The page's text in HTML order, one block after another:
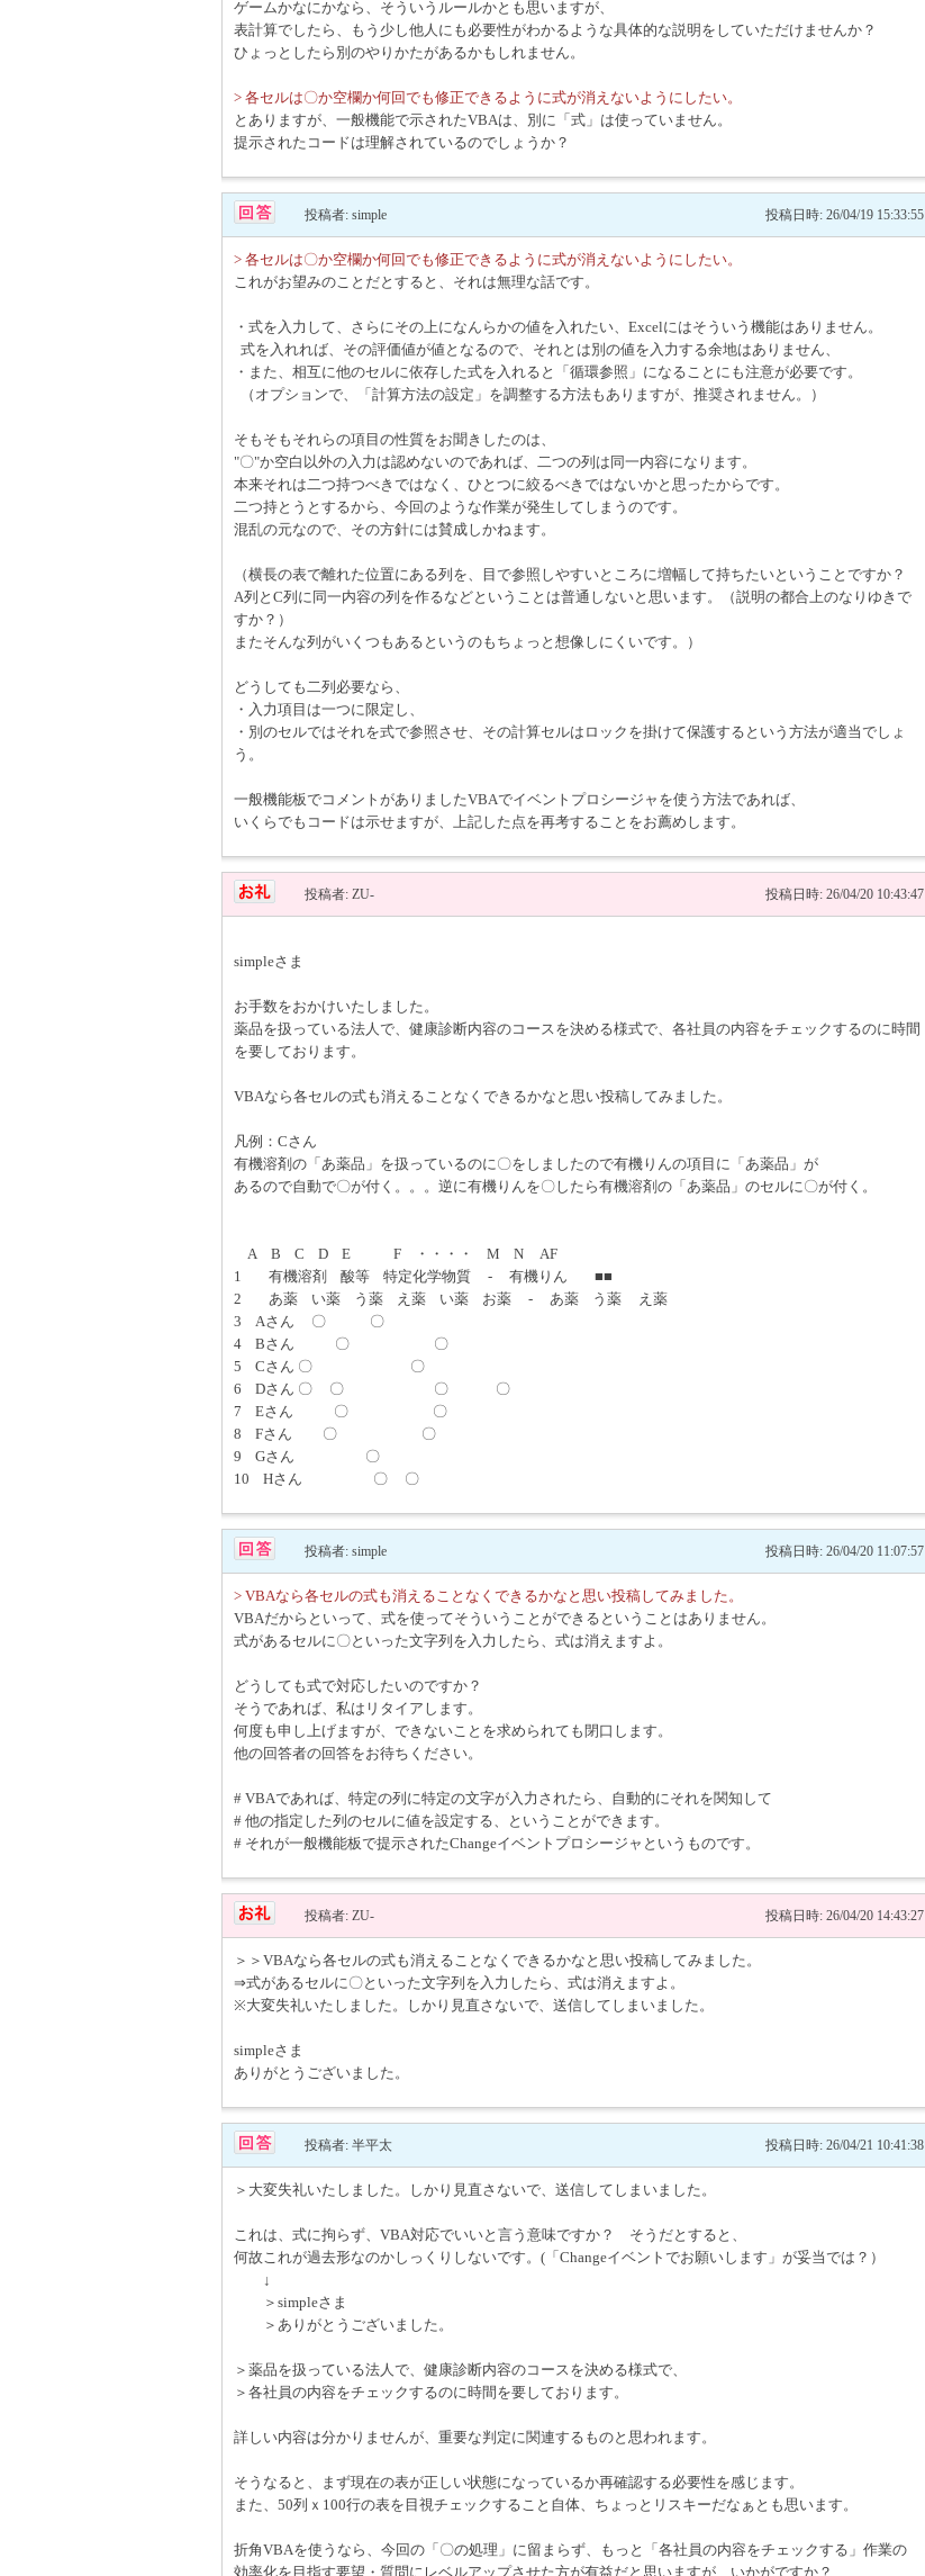
ゲームかなにかなら、そういうルールかとも思いますが、
表計算でしたら、もう少し他人にも必要性がわかるような具体的な説明をしていただけませんか？
ひょっとしたら別のやりかたがあるかもしれません。
> 各セルは〇か空欄か何回でも修正できるように式が消えないようにしたい。
とありますが、一般機能で示されたVBAは、別に「式」は使っていません。
提示されたコードは理解されているのでしょうか？
投稿日時: 26/04/19 15:33:55
投稿者: simple
> 各セルは〇か空欄か何回でも修正できるように式が消えないようにしたい。
これがお望みのことだとすると、それは無理な話です。
・式を入力して、さらにその上になんらかの値を入れたい、Excelにはそういう機能はありません。
式を入れれば、その評価値が値となるので、それとは別の値を入力する余地はありません、
・また、相互に他のセルに依存した式を入れると「循環参照」になることにも注意が必要です。
（オプションで、「計算方法の設定」を調整する方法もありますが、推奨されません。）
そもそもそれらの項目の性質をお聞きしたのは、
"〇"か空白以外の入力は認めないのであれば、二つの列は同一内容になります。
本来それは二つ持つべきではなく、ひとつに絞るべきではないかと思ったからです。
二つ持とうとするから、今回のような作業が発生してしまうのです。
混乱の元なので、その方針には賛成しかねます。
（横長の表で離れた位置にある列を、目で参照しやすいところに増幅して持ちたいということですか？
A列とC列に同一内容の列を作るなどということは普通しないと思います。（説明の都合上のなりゆきで
すか？）
またそんな列がいくつもあるというのもちょっと想像しにくいです。）
どうしても二列必要なら、
・入力項目は一つに限定し、
・別のセルではそれを式で参照させ、その計算セルはロックを掛けて保護するという方法が適当でしょ
う。
一般機能板でコメントがありましたVBAでイベントプロシージャを使う方法であれば、
いくらでもコードは示せますが、上記した点を再考することをお薦めします。
投稿日時: 26/04/20 10:43:47
投稿者: ZU-
simpleさま
お手数をおかけいたしました。
薬品を扱っている法人で、健康診断内容のコースを決める様式で、各社員の内容をチェックするのに時間
を要しております。
VBAなら各セルの式も消えることなくできるかなと思い投稿してみました。
凡例：Cさん
有機溶剤の「あ薬品」を扱っているのに〇をしましたので有機りんの項目に「あ薬品」が
あるので自動で〇が付く。。。逆に有機りんを〇したら有機溶剤の「あ薬品」のセルに〇が付く。
A B C D E F ・・・・ M N AF
1 有機溶剤 酸等 特定化学物質 - 有機りん ■■
2 あ薬 い薬 う薬 え薬 い薬 お薬 - あ薬 う薬 え薬
3 Aさん 〇 〇
4 Bさん 〇 〇
5 Cさん 〇 〇
6 Dさん 〇 〇 〇 〇
7 Eさん 〇 〇
8 Fさん 〇 〇
9 Gさん 〇
10 Hさん 〇 〇
投稿日時: 26/04/20 11:07:57
投稿者: simple
> VBAなら各セルの式も消えることなくできるかなと思い投稿してみました。
VBAだからといって、式を使ってそういうことができるということはありません。
式があるセルに〇といった文字列を入力したら、式は消えますよ。
どうしても式で対応したいのですか？
そうであれば、私はリタイアします。
何度も申し上げますが、できないことを求められても閉口します。
他の回答者の回答をお待ちください。
# VBAであれば、特定の列に特定の文字が入力されたら、自動的にそれを関知して
# 他の指定した列のセルに値を設定する、ということができます。
# それが一般機能板で提示されたChangeイベントプロシージャというものです。
投稿日時: 26/04/20 14:43:27
投稿者: ZU-
＞＞VBAなら各セルの式も消えることなくできるかなと思い投稿してみました。
⇒式があるセルに〇といった文字列を入力したら、式は消えますよ。
※大変失礼いたしました。しかり見直さないで、送信してしまいました。
simpleさま
ありがとうございました。
投稿日時: 26/04/21 10:41:38
投稿者: 半平太
＞大変失礼いたしました。しかり見直さないで、送信してしまいました。
これは、式に拘らず、VBA対応でいいと言う意味ですか？ そうだとすると、
何故これが過去形なのかしっくりしないです。(「Changeイベントでお願いします」が妥当では？）
↓
＞simpleさま
＞ありがとうございました。
＞薬品を扱っている法人で、健康診断内容のコースを決める様式で、
＞各社員の内容をチェックするのに時間を要しております。
詳しい内容は分かりませんが、重要な判定に関連するものと思われます。
そうなると、まず現在の表が正しい状態になっているか再確認する必要性を感じます。
また、50列ｘ100行の表を目視チェックすること自体、ちょっとリスキーだなぁとも思います。
折角VBAを使うなら、今回の「〇の処理」に留まらず、もっと「各社員の内容をチェックする」作業の
効率化を目指す要望・質問にレベルアップさせた方が有益だと思いますが、いかがですか？